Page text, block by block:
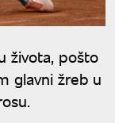
života, pošto
glavni žreb u